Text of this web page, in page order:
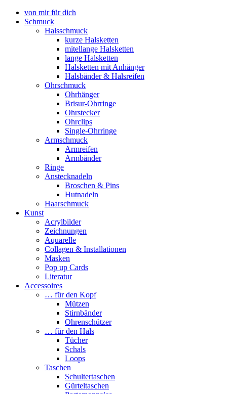
von mir für dich
Schmuck
Halsschmuck
kurze Halsketten
mitellange Halsketten
lange Halsketten
Halsketten mit Anhänger
Halsbänder & Halsreifen
Ohrschmuck
Ohrhänger
Brisur-Ohrringe
Ohrstecker
Ohrclips
Single-Ohrringe
Armschmuck
Armreifen
Armbänder
Ringe
Anstecknadeln
Broschen & Pins
Hutnadeln
Haarschmuck
Kunst
Acrylbilder
Zeichnungen
Aquarelle
Collagen & Installationen
Masken
Pop up Cards
Literatur
Accessoires
… für den Kopf
Mützen
Stirnbänder
Ohrenschützer
… für den Hals
Tücher
Schals
Loops
Taschen
Schultertaschen
Gürteltaschen